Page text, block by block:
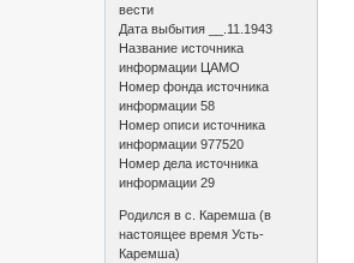
вести
Дата выбытия __.11.1943
Название источника
информации ЦАМО
Номер фонда источника
информации 58
Номер описи источника
информации 977520
Номер дела источника
информации 29
Родился в с. Каремша (в
настоящее время Усть-
Каремша)